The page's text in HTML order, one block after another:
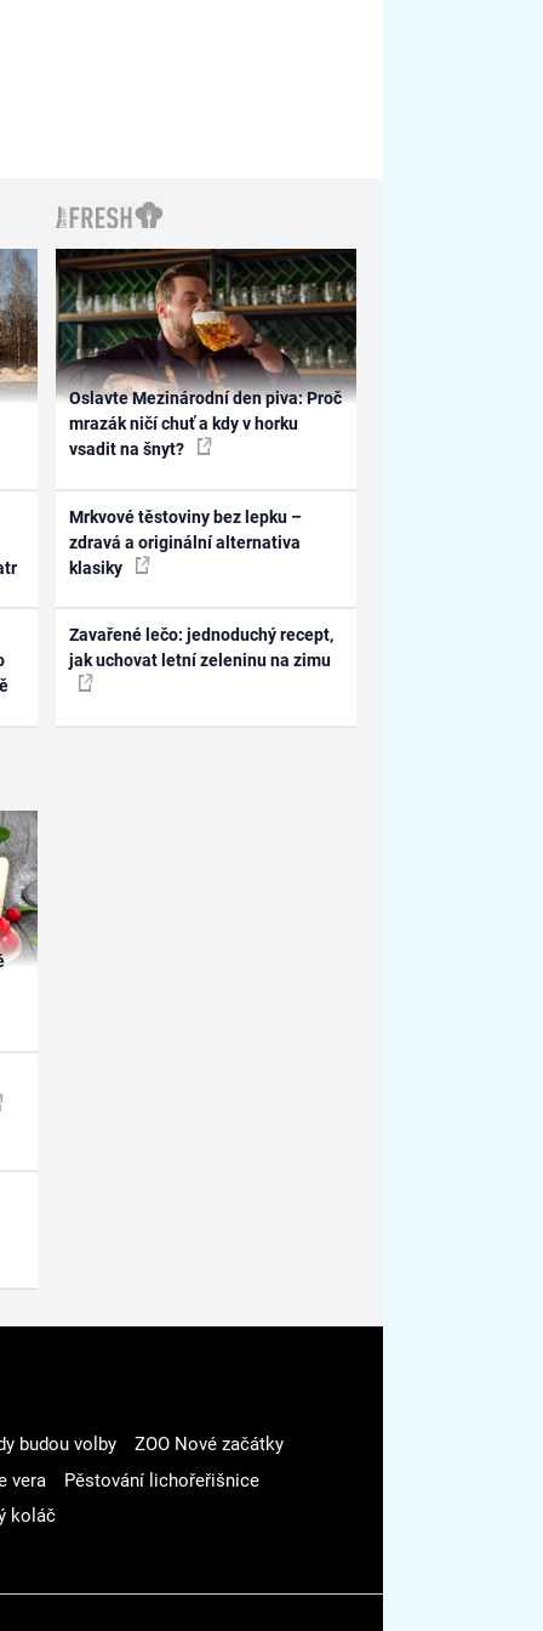
Oslavte Mezinárodní den piva: Proč
mrazák ničí chuť a kdy v horku
vsadit na šnyt?
Mrkvové těstoviny bez lepku –
zdravá a originální alternativa
klasiky
Zavařené lečo: jednoduchý recept,
jak uchovat letní zeleninu na zimu
budou volby
ZOO Nové začátky
vera
Pěstování lichořeřišnice
koláč